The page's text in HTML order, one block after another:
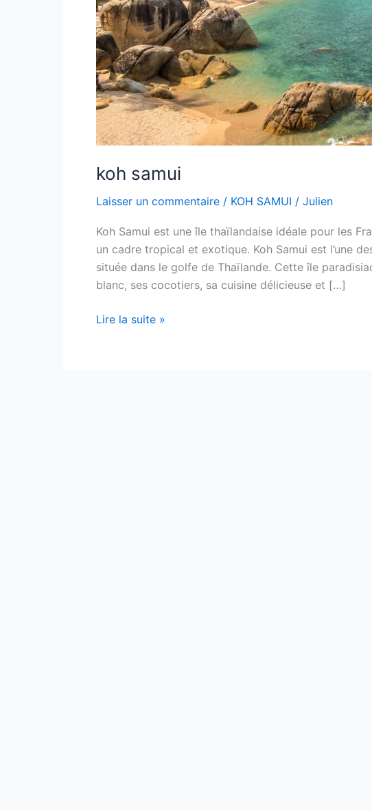
koh samui
Laisser un commentaire / KOH SAMUI / Julien
Koh Samui est une île thaïlandaise idéale pour les
un cadre tropical et exotique. Koh Samui est l’une
située dans le golfe de Thaïlande. Cette île
blanc, ses cocotiers, sa cuisine délicieuse et […]
Lire la suite »